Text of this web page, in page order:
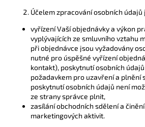
Účelem zpracování osobních údajů
vyřízení Vaší objednávky a výkon
vyplývajících ze smluvního vztahu
při objednávce jsou vyžadovány
nutné pro úspěšné vyřízení
kontakt), poskytnutí osobních
požadavkem pro uzavření a plnění
poskytnutí osobních údajů není
ze strany správce plnit,
zasílání obchodních sdělení a
marketingových aktivit.